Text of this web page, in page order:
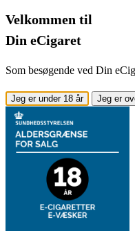
Velkommen til
Din eCigaret
Som besøgende ved Din
Jeg er under 18 år Jeg er